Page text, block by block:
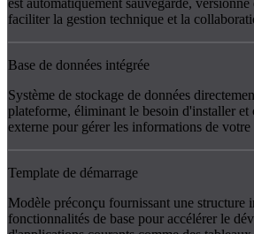
faciliter la gestion technique et la
Base de données intégrée
Système de stockage de données
plateforme, éliminant le besoin d'installer
externe pour gérer les informations de
Template de démarrage
Modèle préconçu fournissant une structure
fonctionnalités de base pour accélérer le